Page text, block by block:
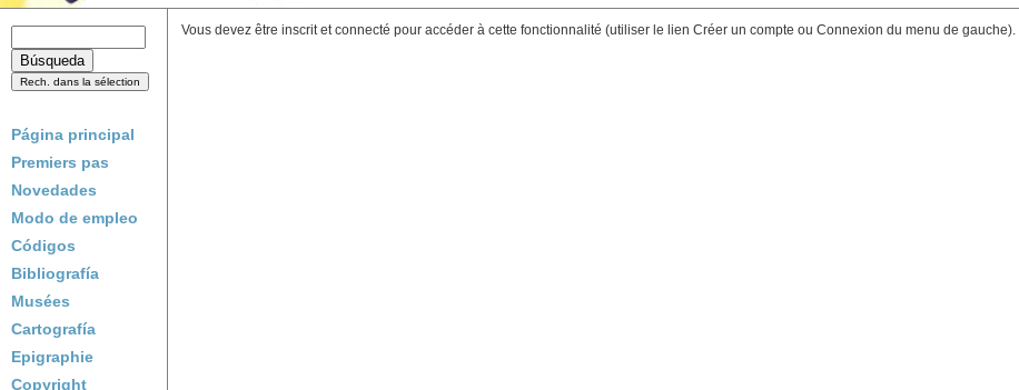
Página principal
Premiers pas
Novedades
Modo de empleo
Códigos
Bibliografía
Musées
Cartografía
Epigraphie
Copyright
Vous devez être inscrit et connecté pour accéder à cette fonctionnalité (utiliser le lien Créer un compte ou Connexion du menu de gauche).